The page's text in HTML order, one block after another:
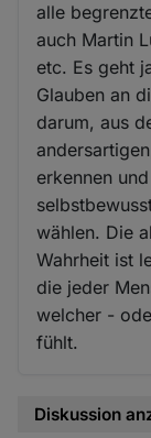
alle
auch Martin
etc. Es geht
Glauben an
darum, aus
erkennen
wählen. Die
Wahrheit ist
die jeder
welcher -
fühlt.
Diskussion